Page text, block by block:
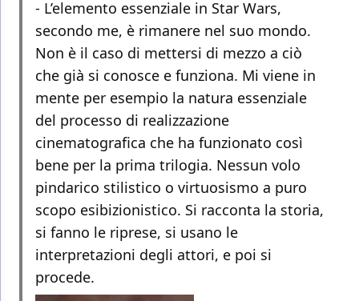
- L’elemento essenziale in Star Wars,
secondo me, è rimanere nel suo mondo.
Non è il caso di mettersi di mezzo a ciò
che già si conosce e funziona. Mi viene in
mente per esempio la natura essenziale
del processo di realizzazione
cinematografica che ha funzionato così
bene per la prima trilogia. Nessun volo
pindarico stilistico o virtuosismo a puro
scopo esibizionistico. Si racconta la storia,
si fanno le riprese, si usano le
interpretazioni degli attori, e poi si
procede.